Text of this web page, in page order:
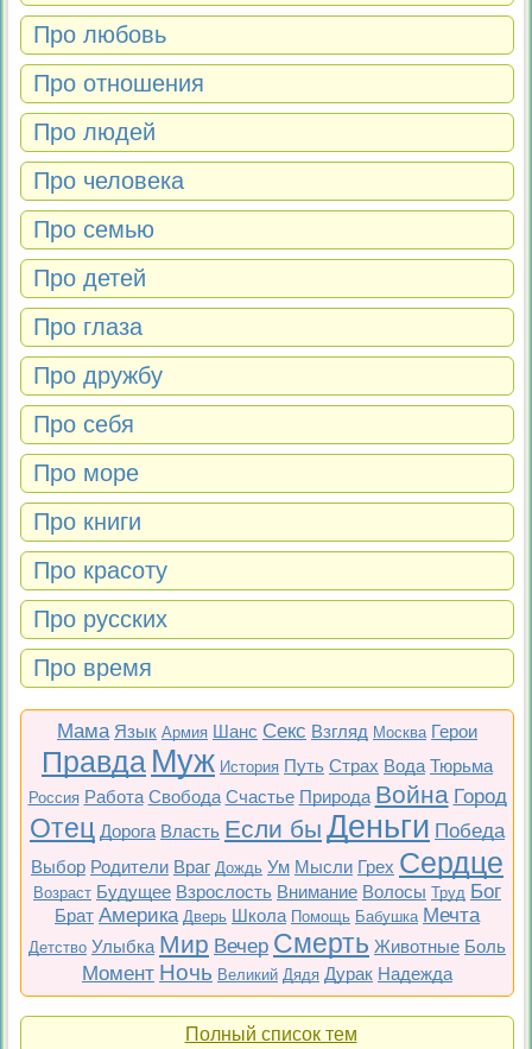
Про любовь
Про отношения
Про людей
Про человека
Про семью
Про детей
Про глаза
Про дружбу
Про себя
Про море
Про книги
Про красоту
Про русских
Про время
Мама Язык Армия Шанс Секс Взгляд Москва Герои
Правда Муж История Путь Страх Вода Тюрьма
Россия Работа Свобода Счастье Природа Война Город
Отец Дорога Власть Если бы Деньги Победа
Выбор Родители Враг Дождь Ум Мысли Грех Сердце
Возраст Будущее Взрослость Внимание Волосы Труд Бог
Брат Америка Дверь Школа Помощь Бабушка Мечта
Детство Улыбка Мир Вечер Смерть Животные Боль
Момент Ночь Великий Дядя Дурак Надежда
Полный список тем